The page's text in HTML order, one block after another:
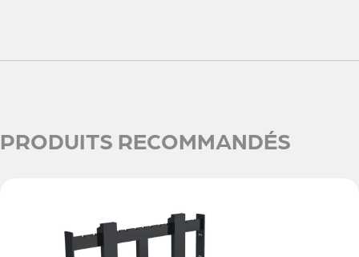
PRODUITS RECOMMANDÉS